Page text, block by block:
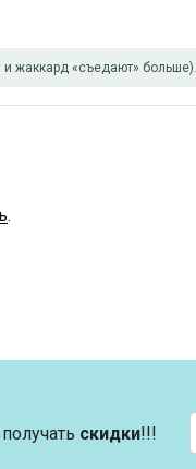
жаккард «съедают»
.
скидки!!!